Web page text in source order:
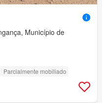
Município de
Parcialmente mobiliado